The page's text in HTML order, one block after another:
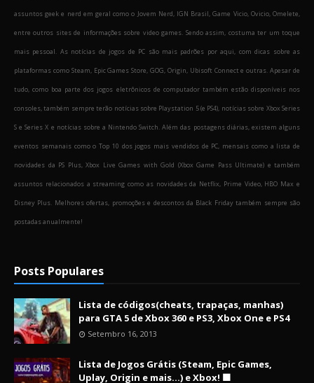
assuntos geek e nerd em geral como o Jovem Nerd, IGN Brasil, Game Vicio, Ovicio, Omelete,
entre outros sites de informações sobre video games. Sendo assim, costuma ter um toque
mais pessoal. As notícias de jogos de PC são mais padrões por aqui, com dicas sobre as
plataformas como Steam, Epic Games Store, GOG, Origin, Ubisoft Connect e outras. Apesar de
tudo, como boa parte dos jogos eletrônicos de computador também estão disponíveis nos
consoles, também sempre terão notícias sobre Playstation 5 (e PS4), notícias sobre Xbox Series
S e Series X e notícias sobre a Nintendo Switch. Além das postagens diárias, existem alguns
eventos semanais como o Top 10 dos jogos mais vendidos de PC, mensais como a lista de
novidades da PS Plus, Xbox Live Games with Gold (Xbox Game Pass Ultimate) e também
assuntos relacionados a streaming como as novidades da Netflix, Prime Video, HBO Max e
Disney Plus. Melhores ofertas, promoções e descontos da Black Friday também sempre são
postadas anualmente!
Posts Populares
Lista de códigos(cheats, trapaças, manhas)
para GTA 5 de Xbox 360 e PS3, Xbox One e PS4
Setembro 16, 2013
Lista de Jogos Grátis (Steam, Epic Games,
Uplay, Origin e mais...) e Xbox! 🟩